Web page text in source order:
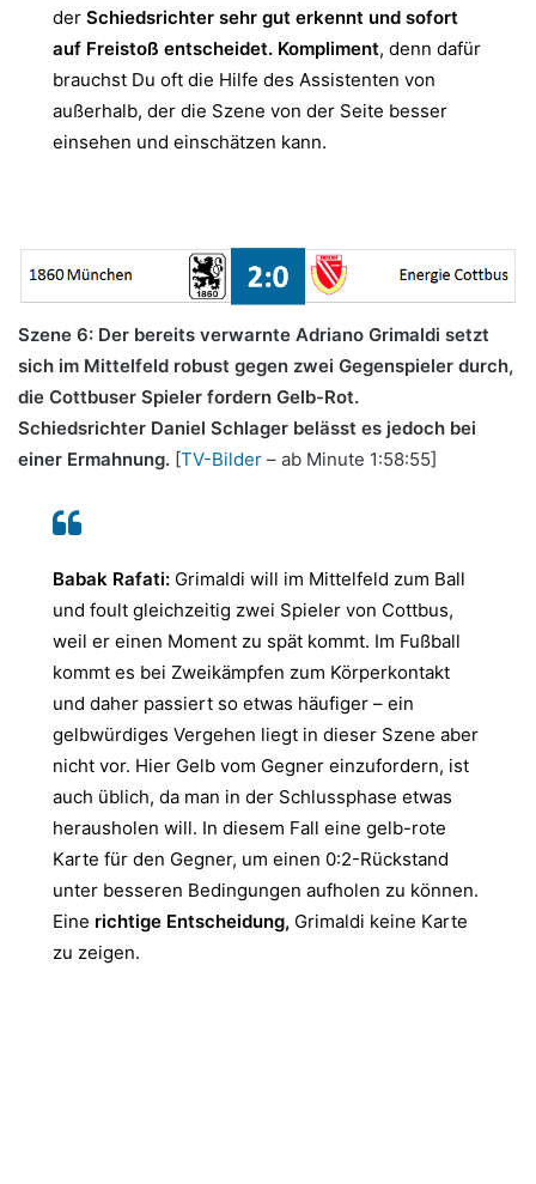
der Schiedsrichter sehr gut erkennt und sofort
auf Freistoß entscheidet. Kompliment, denn dafür
brauchst Du oft die Hilfe des Assistenten von
außerhalb, der die Szene von der Seite besser
einsehen und einschätzen kann.
Szene 6: Der bereits verwarnte Adriano Grimaldi setzt
sich im Mittelfeld robust gegen zwei Gegenspieler durch,
die Cottbuser Spieler fordern Gelb-Rot.
Schiedsrichter Daniel Schlager belässt es jedoch bei
einer Ermahnung. [TV-Bilder – ab Minute 1:58:55]
Babak Rafati: Grimaldi will im Mittelfeld zum Ball
und foult gleichzeitig zwei Spieler von Cottbus,
weil er einen Moment zu spät kommt. Im Fußball
kommt es bei Zweikämpfen zum Körperkontakt
und daher passiert so etwas häufiger – ein
gelbwürdiges Vergehen liegt in dieser Szene aber
nicht vor. Hier Gelb vom Gegner einzufordern, ist
auch üblich, da man in der Schlussphase etwas
herausholen will. In diesem Fall eine gelb-rote
Karte für den Gegner, um einen 0:2-Rückstand
unter besseren Bedingungen aufholen zu können.
Eine richtige Entscheidung, Grimaldi keine Karte
zu zeigen.